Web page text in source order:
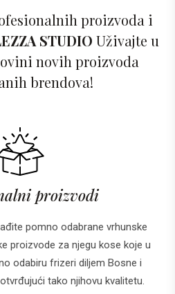
proizvoda i
STUDIO Uživajte u
novih proizvoda
brendova!
proizvodi
pomno odabrane vrhunske
proizvode za njegu kose koje u
odabiru frizeri diljem Bosne i
tako njihovu kvalitetu.